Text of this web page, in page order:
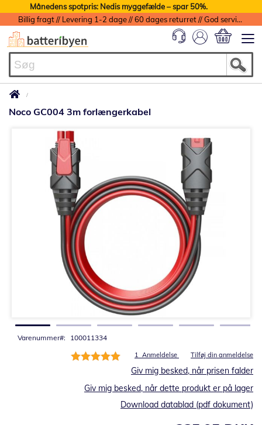
Månedens spotpris: Nedis myggefælde – spar 50%.
Billig fragt // Levering 1-2 dage // 60 dages returret // God service med garanti
Noco GC004 3m forlængerkabel
Varenummer 100011334
Bedømmelse:
1 Anmeldelse Tilføj din anmeldelse
Giv mig besked, når prisen falder
Giv mig besked, når dette produkt er på lager
Download datablad (pdf dokument)
billedgalleriet
billedgalleriet